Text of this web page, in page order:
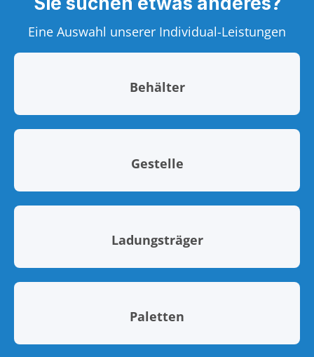
Eine Auswahl unserer Individual-Leistungen
Behälter
Gestelle
Ladungsträger
Paletten